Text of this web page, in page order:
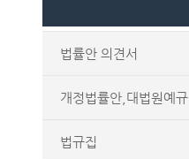
법률안 의견서
개정법률안,대법원예규
법규집